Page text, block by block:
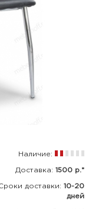
Наличие:
Доставка: 1500 р.*
доставки: 10-20
дней